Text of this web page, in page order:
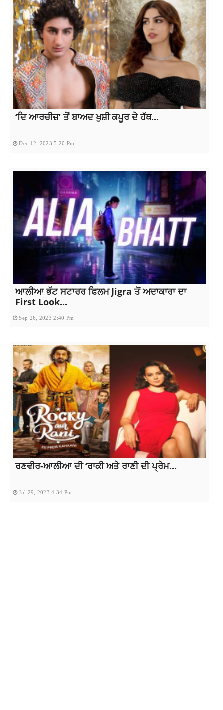
‘ਦਿ ਆਰਚੀਜ਼’ ਤੋਂ ਬਾਅਦ ਖੁਸ਼ੀ ਕਪੂਰ ਦੇ ਹੱਥ...
Dec 12, 2023 5:20 Pm
ਆਲੀਆ ਭੱਟ ਸਟਾਰਰ ਫਿਲਮ Jigra ਤੋਂ ਅਦਾਕਾਰਾ ਦਾ
First Look...
Sep 26, 2023 2:40 Pm
ਰਣਵੀਰ-ਆਲੀਆ ਦੀ ‘ਰਾਕੀ ਅਤੇ ਰਾਣੀ ਦੀ ਪ੍ਰੇਮ...
Jul 29, 2023 4:34 Pm